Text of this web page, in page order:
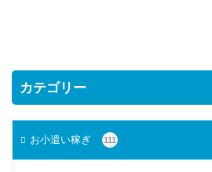
カテゴリー
お小遣い稼ぎ 111